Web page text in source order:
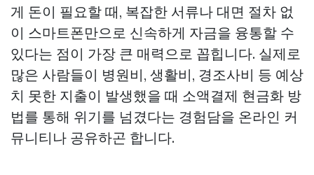
게 돈이 필요할 때, 복잡한 서류나 대면 절차 없
이 스마트폰만으로 신속하게 자금을 융통할 수
있다는 점이 가장 큰 매력으로 꼽힙니다. 실제로
많은 사람들이 병원비, 생활비, 경조사비 등 예상
치 못한 지출이 발생했을 때 소액결제 현금화 방
법를 통해 위기를 넘겼다는 경험담을 온라인 커
뮤니티나 공유하곤 합니다.